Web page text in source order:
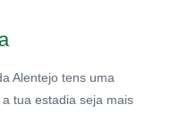
Alentejo tens uma
tua estadia seja mais